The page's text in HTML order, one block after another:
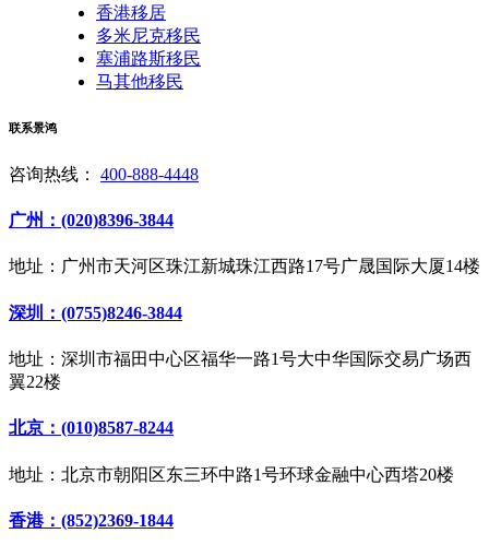
香港移居
多米尼克移民
塞浦路斯移民
马其他移民
联系景鸿
咨询热线： 400-888-4448
广州：(020)8396-3844
地址：广州市天河区珠江新城珠江西路17号广晟国际大厦14楼
深圳：(0755)8246-3844
地址：深圳市福田中心区福华一路1号大中华国际交易广场西
翼22楼
北京：(010)8587-8244
地址：北京市朝阳区东三环中路1号环球金融中心西塔20楼
香港：(852)2369-1844